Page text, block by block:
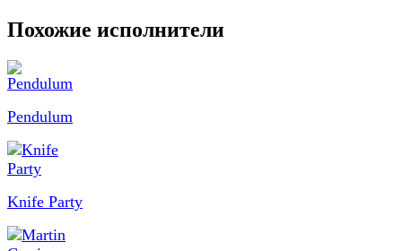
Похожие исполнители
Pendulum
Knife Party